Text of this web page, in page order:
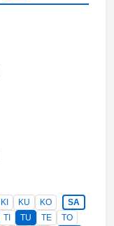
KI KU KO
SA
TI TU TE TO